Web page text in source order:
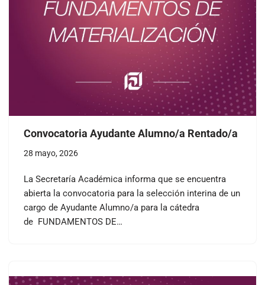
Convocatoria Ayudante Alumno/a Rentado/a
28 mayo, 2026
La Secretaría Académica informa que se encuentra
abierta la convocatoria para la selección interina de un
cargo de Ayudante Alumno/a para la cátedra
de FUNDAMENTOS DE…